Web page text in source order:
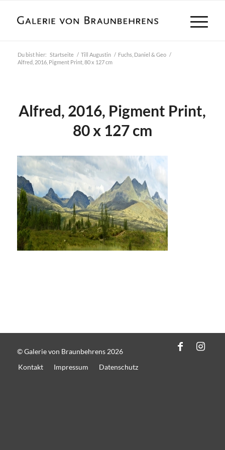
Du bist hier: Startseite / Till Augustin / Fuchs, Daniel & Geo /
Alfred, 2016, Pigment Print, 80 x 127 cm
Alfred, 2016, Pigment Print,
80 x 127 cm
© Galerie von Braunbehrens 2026
Kontakt
Impressum Datenschutz